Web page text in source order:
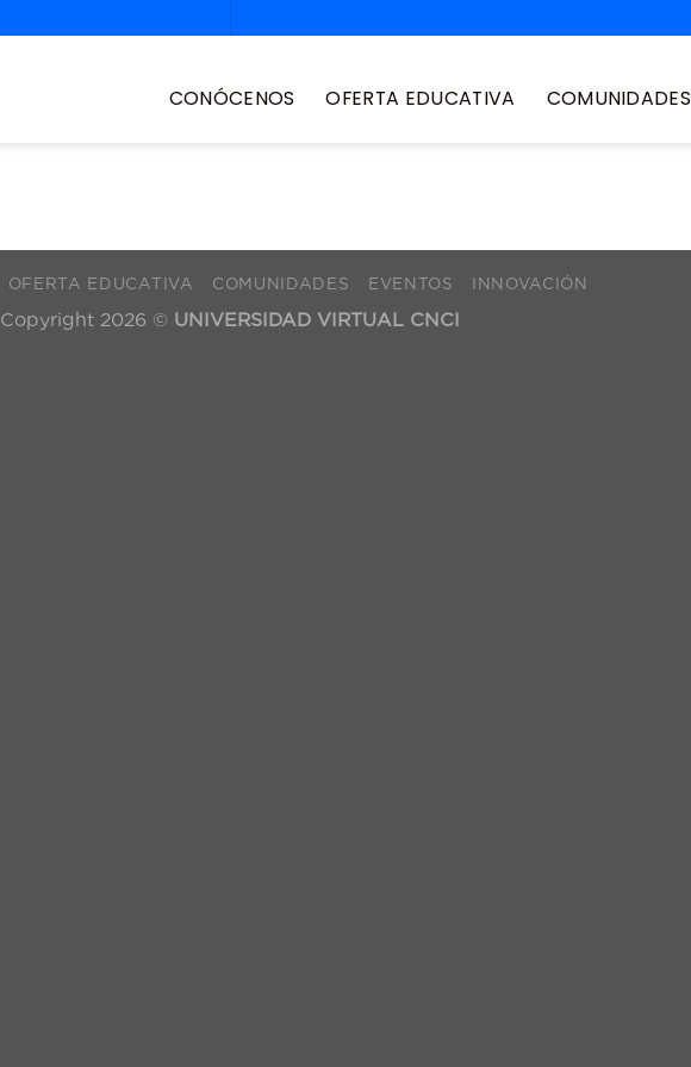
CONÓCENOS OFERTA EDUCATIVA COMUNIDADES
OFERTA EDUCATIVA COMUNIDADES EVENTOS INNOVACIÓN
Copyright 2026 © UNIVERSIDAD VIRTUAL CNCI